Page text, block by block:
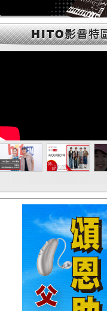
【HitFm正
(中部)
(南部)
HITO FUN
【Next】
【HitFm正在
(宜蘭)
嗑音樂
【Next】
(聯播)週六 HIT DJ